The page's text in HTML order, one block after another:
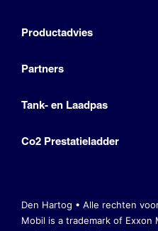
Productadvies
Partners
Tank- en Laadpas
Co2 Prestatieladder
Den Hartog • Alle rechten
Mobil is a trademark of Exxon